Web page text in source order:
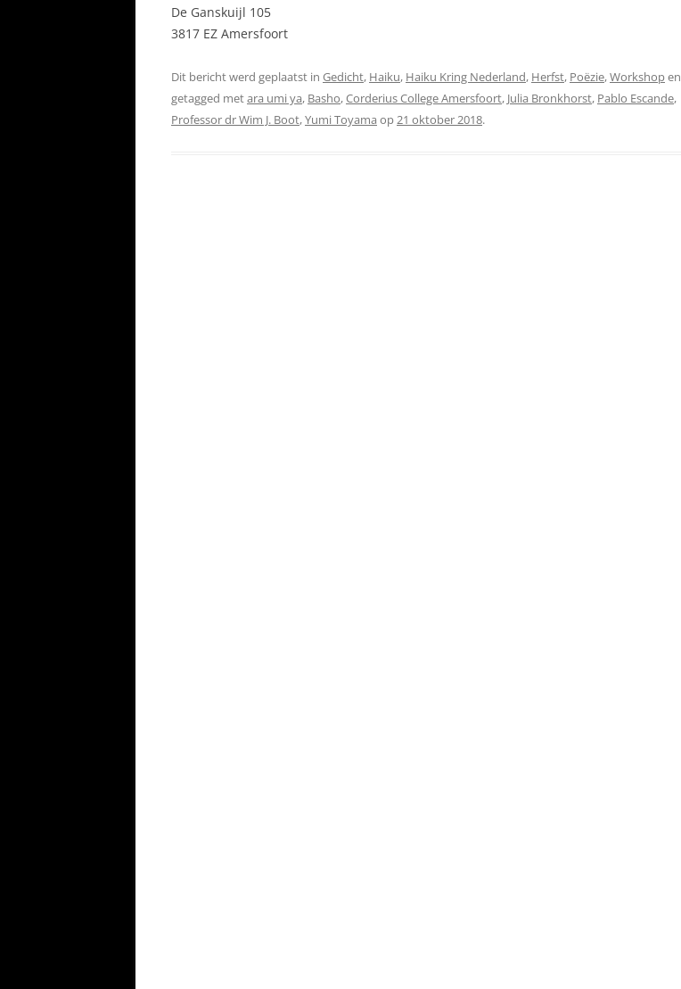
De Ganskuijl 105
3817 EZ Amersfoort
Dit bericht werd geplaatst in Gedicht, Haiku, Haiku Kring Nederland, Herfst, Poëzie,Workshopen
getagged metara umi ya, Basho,Corderius College Amersfoort, Julia Bronkhorst, Pablo Escande,
Professor dr Wim J. Boot,Yumi Toyama op21 oktober 2018.